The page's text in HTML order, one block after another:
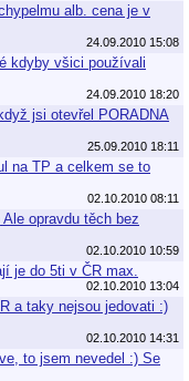
alb. cena je v
24.09.2010 15:08
kdyby všici používali
24.09.2010 18:20
jsi otevřel PORADNA
25.09.2010 18:11
na TP a celkem se to
02.10.2010 08:11
opravdu těch bez
02.10.2010 10:59
je do 5ti v ČR max.
02.10.2010 13:04
a taky nejsou jedovati :)
02.10.2010 14:31
to jsem nevedel :) Se